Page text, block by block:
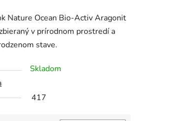
Nature Ocean Bio-Activ Aragonit
v prírodnom prostredí a
stave.
Skladom
417